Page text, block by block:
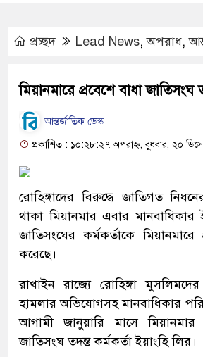
প্রচ্ছদ Lead News,অপরাধ,
মিয়ানমারে প্রবেশে বাধা জাতিসংঘ
আন্তর্জাতিক ডেস্ক
প্রকাশিত : ১০:২৮:২৭ অপরাহ্ন, বুধবার, ২০
রোহিঙ্গাদের বিরুদ্ধে জাতিগত
থাকা মিয়ানমার এবার মানবাধিকার
জাতিসংঘের কর্মকর্তাকে মিয়ানমারে
করেছে।
রাখাইন রাজ্যে রোহিঙ্গা
হামলার অভিযোগসহ মানবাধিকার
আগামী জানুয়ারি মাসে
জাতিসংঘ তদন্ত কর্মকর্তা ইয়াংহি লির।